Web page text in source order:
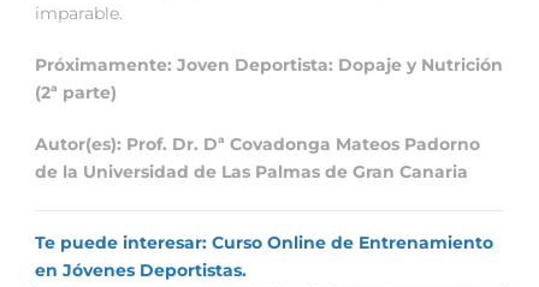
imparable.
Próximamente: Joven Deportista: Dopaje y Nutrición
(2ª parte)
Autor(es): Prof. Dr. Dª Covadonga Mateos Padorno
de la Universidad de Las Palmas de Gran Canaria
Te puede interesar: Curso Online de Entrenamiento
en Jóvenes Deportistas.